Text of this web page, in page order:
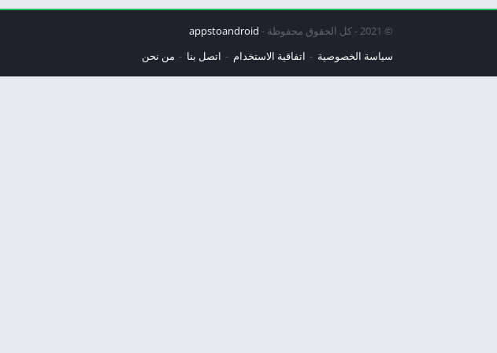
© 2021 - كل الحقوق محفوظة -
appstoandroid
سياسة الخصوصية
اتفاقية الاستخدام اتصل بنا من نحن